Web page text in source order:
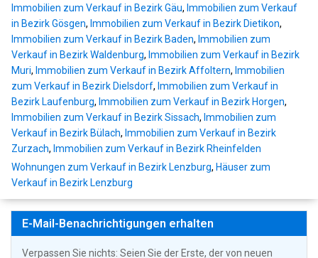
Immobilien zum Verkauf in Bezirk Gäu, Immobilien zum Verkauf
in Bezirk Gösgen, Immobilien zum Verkauf in Bezirk Dietikon,
Immobilien zum Verkauf in Bezirk Baden, Immobilien zum
Verkauf in Bezirk Waldenburg, Immobilien zum Verkauf in Bezirk
Muri, Immobilien zum Verkauf in Bezirk Affoltern, Immobilien
zum Verkauf in Bezirk Dielsdorf, Immobilien zum Verkauf in
Bezirk Laufenburg, Immobilien zum Verkauf in Bezirk Horgen,
Immobilien zum Verkauf in Bezirk Sissach, Immobilien zum
Verkauf in Bezirk Bülach, Immobilien zum Verkauf in Bezirk
Zurzach, Immobilien zum Verkauf in Bezirk Rheinfelden
Wohnungen zum Verkauf in Bezirk Lenzburg, Häuser zum
Verkauf in Bezirk Lenzburg
E-Mail-Benachrichtigungen erhalten
Verpassen Sie nichts: Seien Sie der Erste, der von neuen